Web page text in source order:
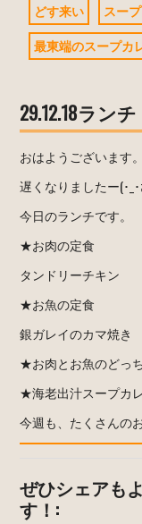
どす来い スー
最東端のスープカ
29.12.18ランチ
おはようございます。
遅くなりましたー(･_･;
今日のランチです。
★お肉の定食
タンドリーチキン
★お魚の定食
銀ガレイのカマ焼き
★お肉とお魚のどっ
★海老出汁スープカ
今週も、たくさんの
ぜひシェアも
す！: